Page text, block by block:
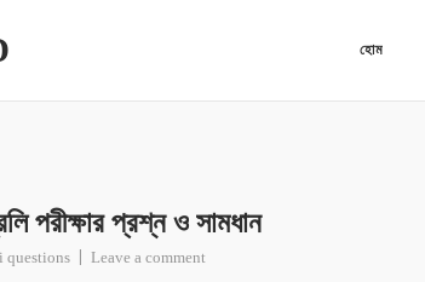
হোম
পরীক্ষার প্রশ্ন ও সামধান
questions Leave a comment